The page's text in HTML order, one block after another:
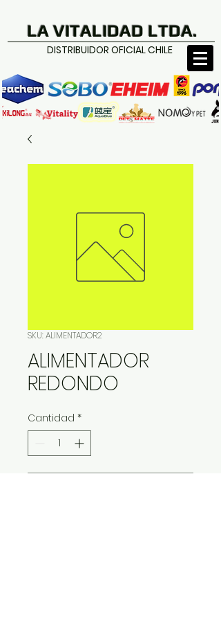
LA VITALIDAD LTDA.
DISTRIBUIDOR OFICIAL CHILE
SKU: ALIMENTADOR2
ALIMENTADOR
REDONDO
Cantidad *